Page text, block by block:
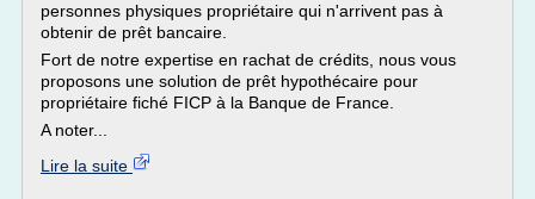
personnes physiques propriétaire qui n'arrivent pas à
obtenir de prêt bancaire.
Fort de notre expertise en rachat de crédits, nous vous
proposons une solution de prêt hypothécaire pour
propriétaire fiché FICP à la Banque de France.
A noter...
Lire la suite